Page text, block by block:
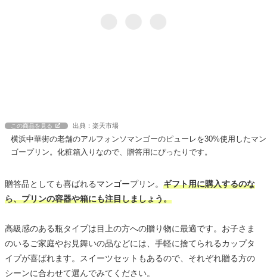
この商品を見る 出典：楽天市場
横浜中華街の老舗のアルフォンソマンゴーのピューレを30%使用したマン
ゴープリン。化粧箱入りなので、贈答用にぴったりです。
贈答品としても喜ばれるマンゴープリン。 ギフト用に購入するのな
ら、プリンの容器や箱にも注目しましょう。
高級感のある瓶タイプは目上の方への贈り物に最適です。お子さま
のいるご家庭やお見舞いの品などには、手軽に捨てられるカップタ
イプが喜ばれます。スイーツセットもあるので、それぞれ贈る方の
シーンに合わせて選んでみてください。